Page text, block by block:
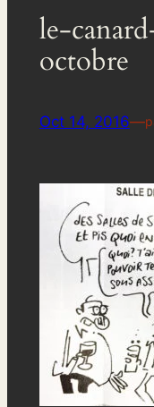
le-
octobre
Oct 14, 2016—